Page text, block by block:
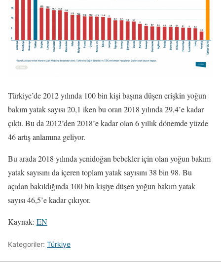
Türkiye’de 2012 yılında 100 bin kişi başına düşen erişkin yoğun
bakım yatak sayısı 20,1 iken bu oran 2018 yılında 29,4’e kadar
çıktı. Bu da 2012’den 2018’e kadar olan 6 yıllık dönemde yüzde
46 artış anlamına geliyor.
Bu arada 2018 yılında yenidoğan bebekler için olan yoğun bakım
yatak sayısını da içeren toplam yatak sayısını 38 bin 98. Bu
açıdan bakıldığında 100 bin kişiye düşen yoğun bakım yatak
sayısı 46,5’e kadar çıkıyor.
Kaynak: EN
Kategoriler: Türkiye